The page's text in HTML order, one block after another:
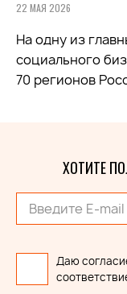
22 МАЯ 2026
На одну из
социального
70 регионов
ХОТИТЕ
Даю